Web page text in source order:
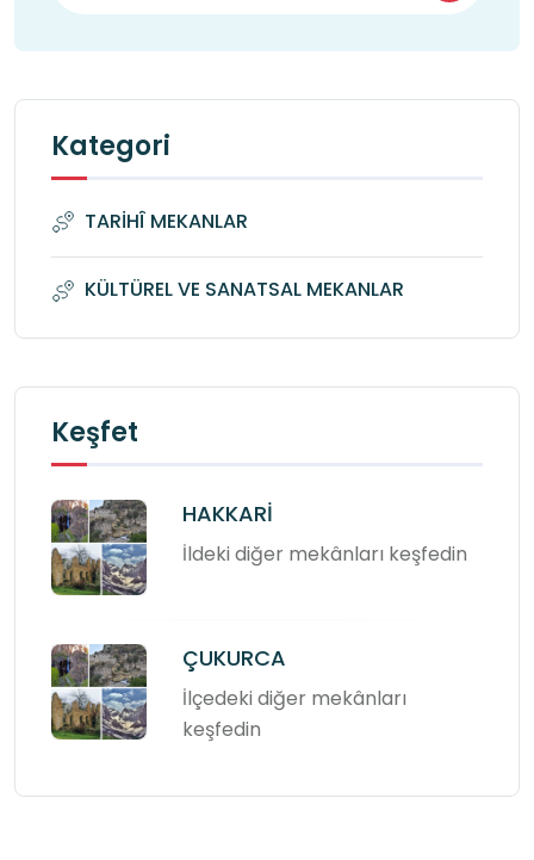
Kategori
TARİHÎ MEKANLAR
KÜLTÜREL VE SANATSAL MEKANLAR
Keşfet
HAKKARİ
İldeki diğer mekânları keşfedin
ÇUKURCA
İlçedeki diğer mekânları
keşfedin